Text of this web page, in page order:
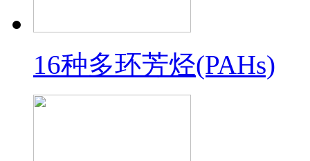
16种多环芳烃(PAHs)